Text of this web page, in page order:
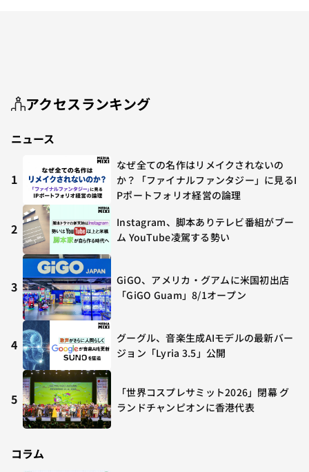
アクセスランキング
ニュース
1
なぜ全ての名作はリメイクされないの
か？「ファイナルファンタジー」に見るI
Pポートフォリオ経営の論理
2
Instagram、脚本ありテレビ番組がブー
ム YouTube凌駕する勢い
3
GiGO、アメリカ・グアムに米国初出店
「GiGO Guam」8/1オープン
4
グーグル、音楽生成AIモデルの最新バー
ジョン「Lyria 3.5」公開
5
「世界コスプレサミット2026」閉幕 グ
ランドチャンピオンに香港代表
コラム